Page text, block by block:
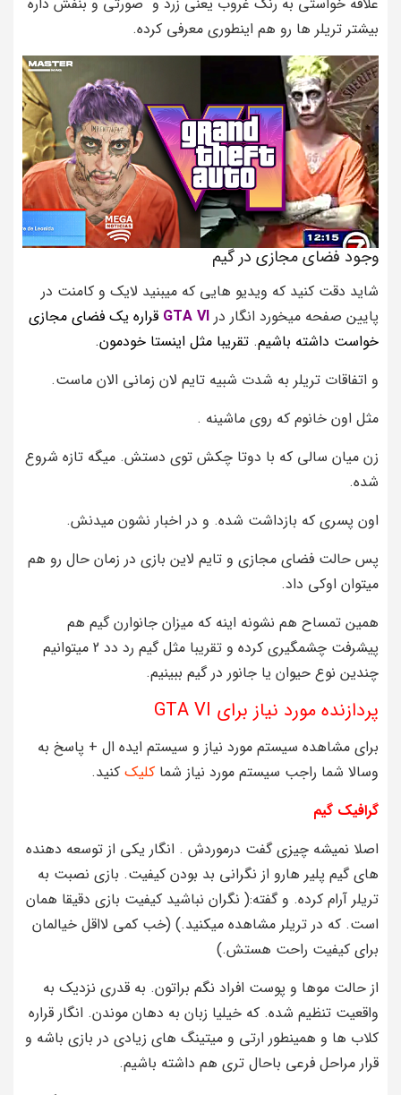
بیشتر تریلر ها رو هم اینطوری معرفی کرده.
وجود فضای مجازی در گیم
شاید دقت کنید که ویدیو هایی که میبنید لایک و کامنت در
پایین صفحه میخورد انگار در GTA VI قراره یک فضای مجازی
خواست داشته باشیم. تقریبا مثل اینستا خودمون.
و اتفاقات تریلر به شدت شبیه تایم لان زمانی الان ماست.
مثل اون خانوم که روی ماشینه .
زن میان سالی که با دوتا چکش توی دستش. میگه تازه شروع
شده.
اون پسری که بازداشت شده. و در اخبار نشون میدنش.
پس حالت فضای مجازی و تایم لاین بازی در زمان حال رو هم
میتوان اوکی داد.
همین تمساح هم نشونه اینه که میزان جانوارن گیم هم
پیشرفت چشمگیری کرده و تقریبا مثل گیم رد دد 2 میتوانیم
چندین نوع حیوان یا جانور در گیم ببینیم.
پردازنده مورد نیاز برای GTA VI
برای مشاهده سیستم مورد نیاز و سیستم ایده ال + پاسخ به
وسالا شما راجب سیستم مورد نیاز شما کلیک کنید.
گرافیک گیم
اصلا نمیشه چیزی گفت درموردش . انگار یکی از توسعه دهنده
های گیم پلیر هارو از نگرانی بد بودن کیفیت. بازی نصبت به
تریلر آرام کرده. و گفته:( نگران نباشید کیفیت بازی دقیقا همان
است. که در تریلر مشاهده میکنید.) (خب کمی لااقل خیالمان
برای کیفیت راحت هستش.)
از حالت موها و پوست افراد نگم براتون. به قدری نزدیک به
واقعیت تنظیم شده. که خیلیا زبان به دهان موندن. انگار قراره
کلاب ها و همینطور ارتی و میتینگ های زیادی در بازی باشه و
قرار مراحل فرعی باحال تری هم داشته باشیم.